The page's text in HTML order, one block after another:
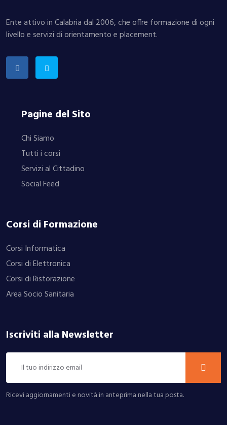
Ente attivo in Calabria dal 2006, che offre formazione di ogni
livello e servizi di orientamento e placement.
Pagine del Sito
Chi Siamo
Tutti i corsi
Servizi al Cittadino
Social Feed
Corsi di Formazione
Corsi Informatica
Corsi di Elettronica
Corsi di Ristorazione
Area Socio Sanitaria
Iscriviti alla Newsletter
Ricevi aggiornamenti e novità in anteprima nella tua posta.